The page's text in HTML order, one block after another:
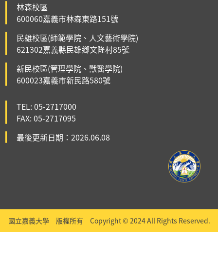
林森校區
600060嘉義市林森東路151號
民雄校區(師範學院、人文藝術學院)
621302嘉義縣民雄鄉文隆村85號
新民校區(管理學院、獸醫學院)
600023嘉義市新民路580號
TEL: 05-2717000
FAX: 05-2717095
最後更新日期：2026.06.08
國立嘉義大學 版權所有 Copyright © 2024 All Rights Reserved.